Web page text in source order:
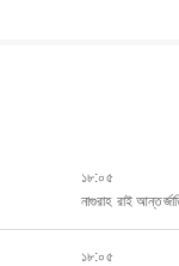
১৮:০৫
নাগুরাহ রাই
১৮:০৫